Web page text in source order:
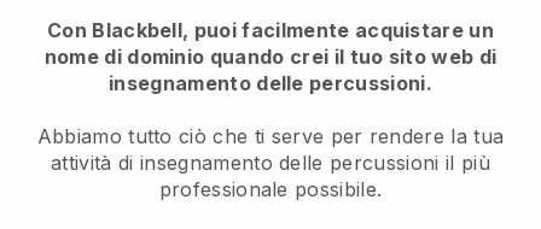
Con Blackbell, puoi facilmente acquistare un
nome di dominio quando crei il tuo sito web di
insegnamento delle percussioni.
Abbiamo tutto ciò che ti serve per rendere la tua
attività di insegnamento delle percussioni il più
professionale possibile.